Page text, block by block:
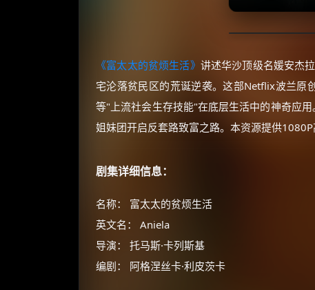
《富太太的贫烦生活》 讲述华沙顶级名媛安杰
宅沦落贫民区的荒诞逆袭。这部Netflix波兰原
等"上流社会生存技能"在底层生活中的神奇应
姐妹团开启反套路致富之路。本资源提供
剧集详细信息：
名称： 富太太的贫烦生活
英文名： Aniela
导演： 托马斯·卡列斯基
编剧： 阿格涅丝卡·利皮茨卡